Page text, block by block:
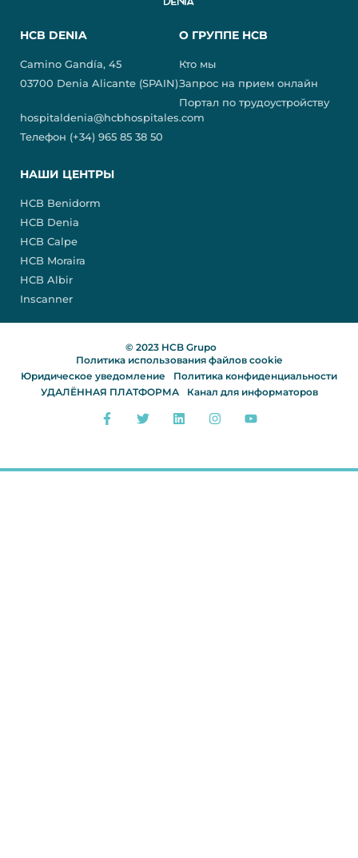
HCB DENIA
Camino Gandía, 45
03700 Denia Alicante (SPAIN)
hospitaldenia@hcbhospitales.com
Телефон (+34) 965 85 38 50
О ГРУППЕ HCB
Кто мы
Запрос на прием онлайн
Портал по трудоустройству
НАШИ ЦЕНТРЫ
HCB Benidorm
HCB Denia
HCB Calpe
HCB Moraira
HCB Albir
Inscanner
© 2023 HCB Grupo
Политика использования файлов cookie
Юридическое уведомление
Политика конфиденциальности
УДАЛЁННАЯ ПЛАТФОРМА
Канал для информаторов